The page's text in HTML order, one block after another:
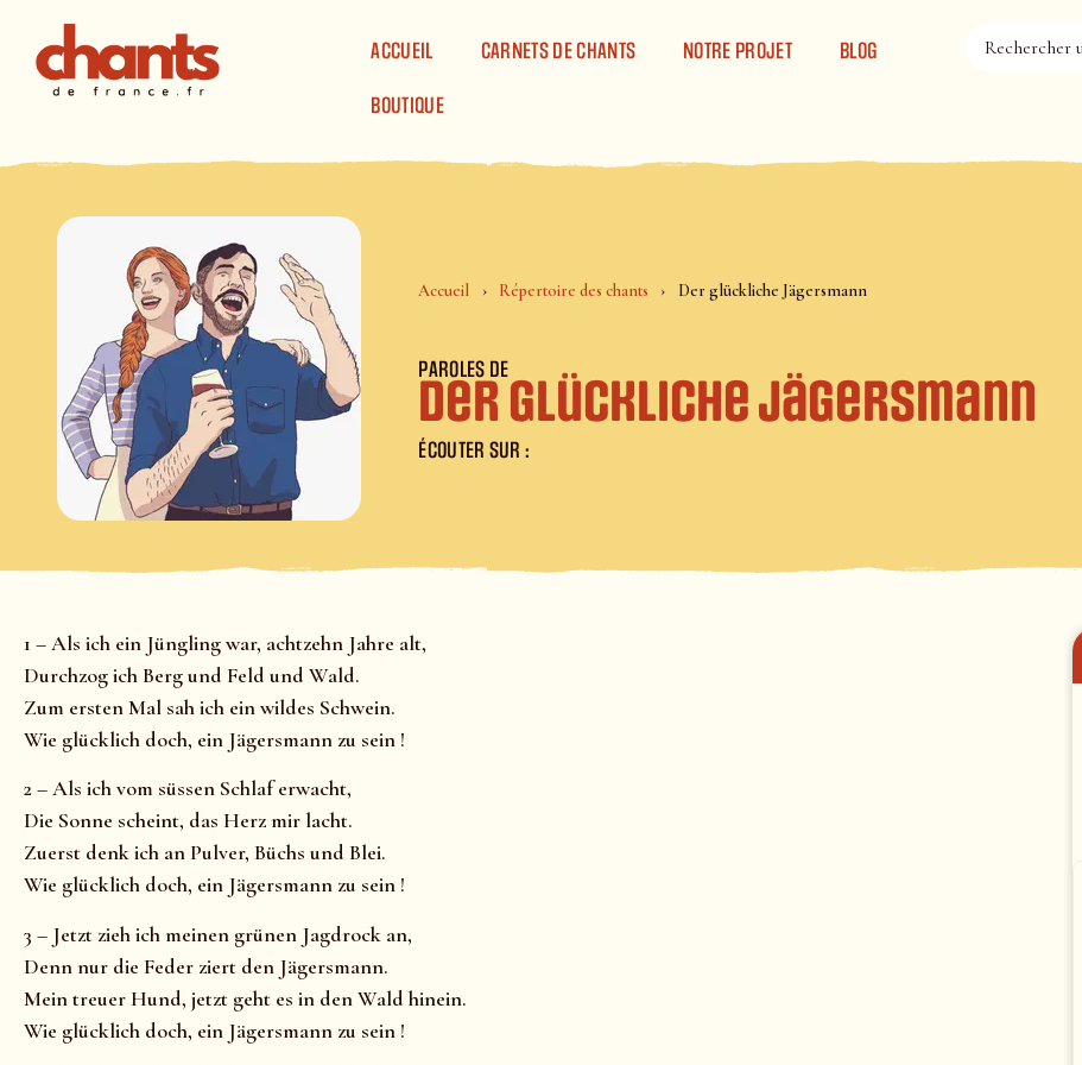
ACCUEIL
CARNETS DE CHANTS NOTRE PROJET BLOG
BOUTIQUE
Accueil Répertoire des chants Der glückliche Jägersmann
PAROLES DE
Der glückliche Jägersmann
ÉCOUTER SUR :
1 – Als ich ein Jüngling war, achtzehn Jahre alt,
Durchzog ich Berg und Feld und Wald.
Zum ersten Mal sah ich ein wildes Schwein.
Wie glücklich doch, ein Jägersmann zu sein !
2 – Als ich vom süssen Schlaf erwacht,
Die Sonne scheint, das Herz mir lacht.
Zuerst denk ich an Pulver, Büchs und Blei.
Wie glücklich doch, ein Jägersmann zu sein !
3 – Jetzt zieh ich meinen grünen Jagdrock an,
Denn nur die Feder ziert den Jägersmann.
Mein treuer Hund, jetzt geht es in den Wald hinein.
Wie glücklich doch, ein Jägersmann zu sein !